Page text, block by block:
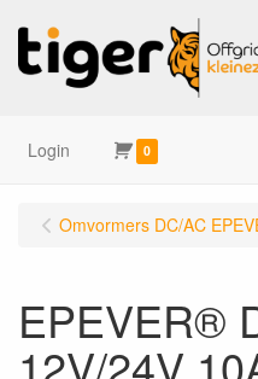
Login 0
Omvormers DC/AC
EPEVER®
12V/24V